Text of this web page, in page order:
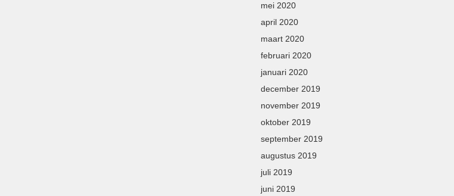
mei 2020
april 2020
maart 2020
februari 2020
januari 2020
december 2019
november 2019
oktober 2019
september 2019
augustus 2019
juli 2019
juni 2019